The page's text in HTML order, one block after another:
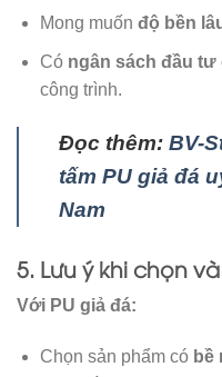
Mong muốn độ bền
Có ngân sách đầu tư
công trình.
Đọc thêm: BV-
tấm PU giả đá
Nam
5. Lưu ý khi chọn
Với PU giả đá:
Chọn sản phẩm có bề